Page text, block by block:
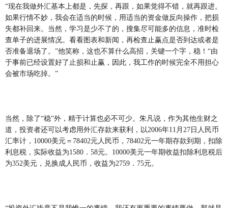
“现在我做外汇基本上都是，先探，再跟，如果觉得不错，就再跟进。
如果行情不妙，我会在适当的时候，用适当的资金做反向操作，把损
失都补回来。当然，学习是少不了的，搜集尽可能多的信息，准时检
查单子的进展情况。看看图表和新闻，再检查止赢点是否到达或者是
否准备退场了。”他笑称，这也不算什么高招，关键一个字，稳！“由
于事前已经设置好了止损和止赢，因此，我工作的时候完全不用担心
会被市场吃掉。”
当然，除了“稳”外，精于计算也必不可少。朱凡说，作为其他生财之
道，投资者还可以考虑用外汇存款来获利，以2006年11月27日人民币
汇率计，10000美元＝78402元人民币，78402元一年期存款到期，扣除
利息税，实际收益为1580．58元。10000美元一年期收益扣除利息税后
为352美元，兑换成人民币，收益为2759．75元。